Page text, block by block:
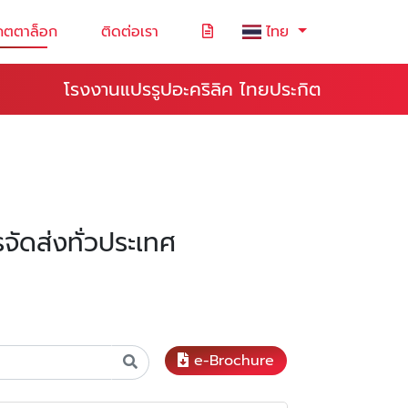
ตตาล็อก ติดต่อเรา ไทย
โรงงานแปรรูปอะคริลิค ไทยประกิต
ดส่งทั่วประเทศ
e-Brochure